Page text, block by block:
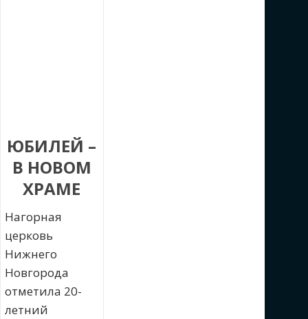
ЮБИЛЕЙ –
В НОВОМ
ХРАМЕ
Нагорная
церковь
Нижнего
Новгорода
отметила 20-
летний